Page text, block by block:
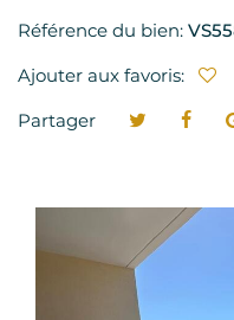
Référence du bien:
Ajouter aux favoris:
Partager